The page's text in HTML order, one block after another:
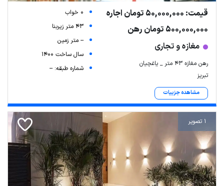
قیمت: 50,000,000 تومان اجاره
500,000,000 تومان رهن
مغازه و تجاری
رهن مغازه ۴۳ متر _ یاغچیان
تبریز
مشاهده جزییات
0 خواب
43 متر زیربنا
-- متر زمین
سال ساخت 1400
شماره طبقه: --
1 تصویر